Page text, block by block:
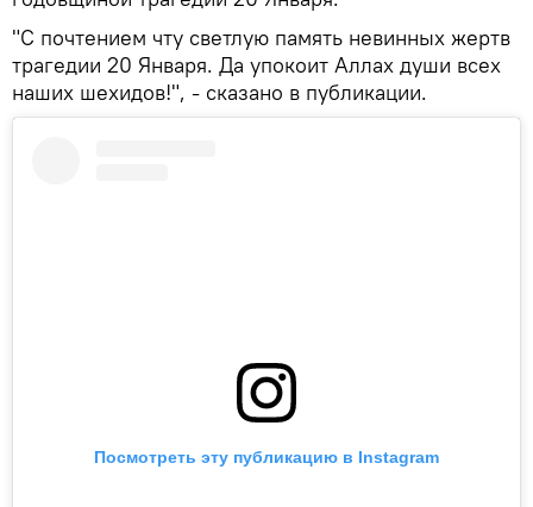
"С почтением чту светлую память невинных жертв
трагедии 20 Января. Да упокоит Аллах души всех
наших шехидов!", - сказано в публикации.
Посмотреть эту публикацию в Instagram